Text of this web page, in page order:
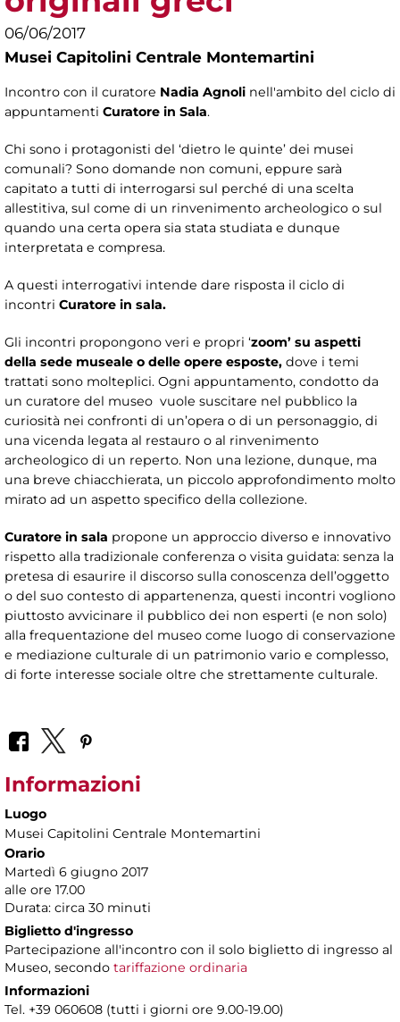
06/06/2017
Musei Capitolini Centrale Montemartini
Incontro con il curatore Nadia Agnoli nell'ambito del ciclo di
appuntamenti Curatore in Sala.
Chi sono i protagonisti del ‘dietro le quinte’ dei musei
comunali? Sono domande non comuni, eppure sarà
capitato a tutti di interrogarsi sul perché di una scelta
allestitiva, sul come di un rinvenimento archeologico o sul
quando una certa opera sia stata studiata e dunque
interpretata e compresa.
A questi interrogativi intende dare risposta il ciclo di
incontri Curatore in sala.
Gli incontri propongono veri e propri ‘zoom’ su aspetti
della sede museale o delle opere esposte, dove i temi
trattati sono molteplici. Ogni appuntamento, condotto da
un curatore del museo vuole suscitare nel pubblico la
curiosità nei confronti di un’opera o di un personaggio, di
una vicenda legata al restauro o al rinvenimento
archeologico di un reperto. Non una lezione, dunque, ma
una breve chiacchierata, un piccolo approfondimento molto
mirato ad un aspetto specifico della collezione.
Curatore in sala propone un approccio diverso e innovativo
rispetto alla tradizionale conferenza o visita guidata: senza la
pretesa di esaurire il discorso sulla conoscenza dell’oggetto
o del suo contesto di appartenenza, questi incontri vogliono
piuttosto avvicinare il pubblico dei non esperti (e non solo)
alla frequentazione del museo come luogo di conservazione
e mediazione culturale di un patrimonio vario e complesso,
di forte interesse sociale oltre che strettamente culturale.
Informazioni
Luogo
Musei Capitolini Centrale Montemartini
Orario
Martedì 6 giugno 2017
alle ore 17.00
Durata: circa 30 minuti
Biglietto d'ingresso
Partecipazione all'incontro con il solo biglietto di ingresso al
Museo, secondo tariffazione ordinaria
Informazioni
Tel. +39 060608 (tutti i giorni ore 9.00-19.00)